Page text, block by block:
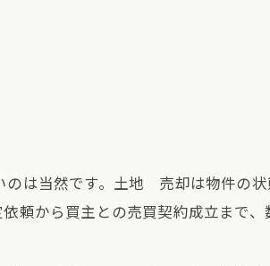
は当然です。土地 売却は物件の
頼から買主との売買契約成立まで